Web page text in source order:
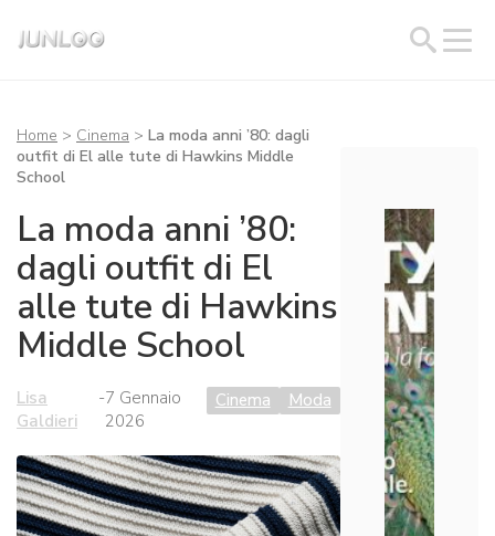
Home > Cinema > La moda anni ’80: dagli
outfit di El alle tute di Hawkins Middle
School
La moda anni ’80:
dagli outfit di El
alle tute di Hawkins
Middle School
Lisa
Galdieri
-7 Gennaio
2026
Cinema Moda